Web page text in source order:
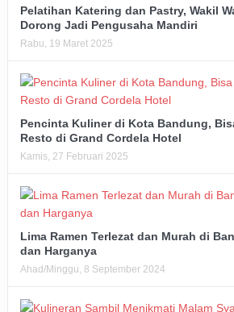
Pelatihan Katering dan Pastry, Wakil
Dorong Jadi Pengusaha Mandiri
Rabu, 19 Maret 2025
Pencinta Kuliner di Kota Bandung,
Resto di Grand Cordela Hotel
Kamis, 27 Februari 2025
Lima Ramen Terlezat dan Murah di
dan Harganya
Ahad/Minggu, 8 September 2024